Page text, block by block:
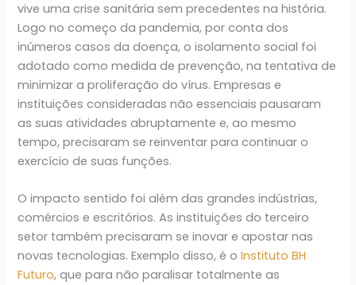
vive uma crise sanitária sem precedentes na história.
Logo no começo da pandemia, por conta dos
inúmeros casos da doença, o isolamento social foi
adotado como medida de prevenção, na tentativa de
minimizar a proliferação do vírus. Empresas e
instituições consideradas não essenciais pausaram
as suas atividades abruptamente e, ao mesmo
tempo, precisaram se reinventar para continuar o
exercício de suas funções.
O impacto sentido foi além das grandes indústrias,
comércios e escritórios. As instituições do terceiro
setor também precisaram se inovar e apostar nas
novas tecnologias. Exemplo disso, é oInstituto BH
Futuro, que para não paralisar totalmente as